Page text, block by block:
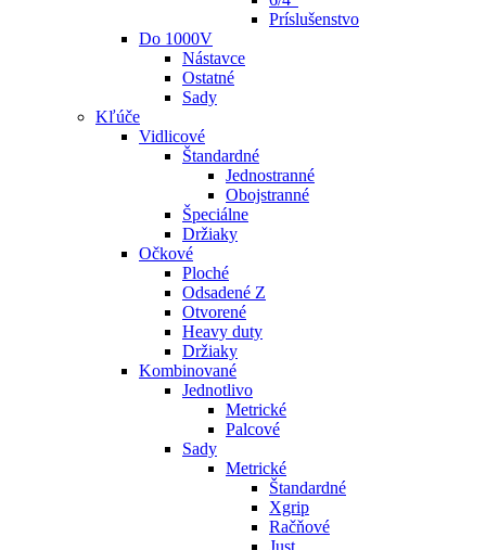
Príslušenstvo
Do 1000V
Nástavce
Ostatné
Sady
Kľúče
Vidlicové
Štandardné
Jednostranné
Obojstranné
Špeciálne
Držiaky
Očkové
Ploché
Odsadené Z
Otvorené
Heavy duty
Držiaky
Kombinované
Jednotlivo
Metrické
Palcové
Sady
Metrické
Štandardné
Xgrip
Račňové
Just